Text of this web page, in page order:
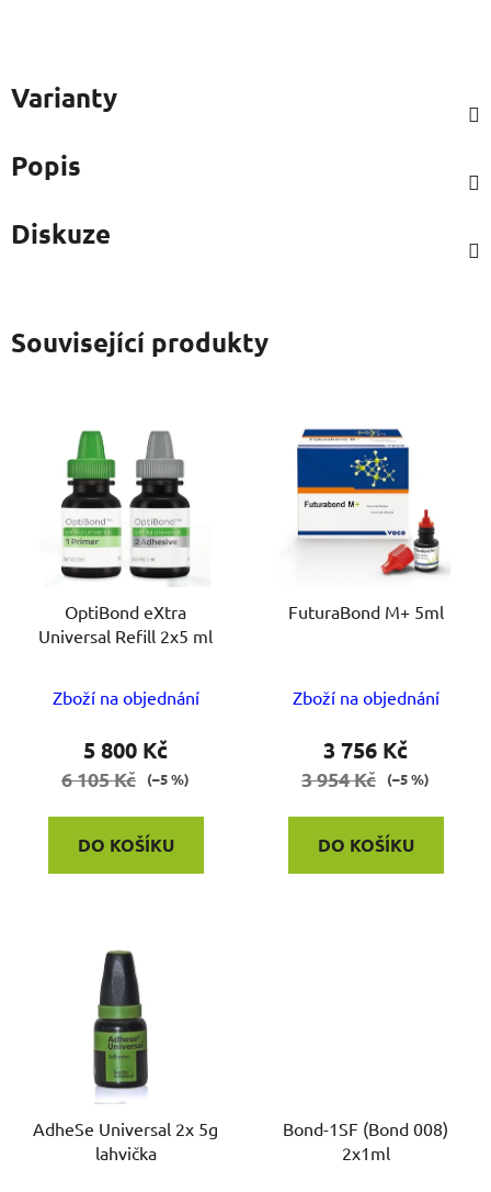
Varianty
Popis
Diskuze
Související produkty
OptiBond eXtra
Universal Refill 2x5 ml
Zboží na objednání
5 800 Kč
6 105 Kč (–5 %)
DO KOŠÍKU
FuturaBond M+ 5ml
Zboží na objednání
3 756 Kč
3 954 Kč (–5 %)
DO KOŠÍKU
AdheSe Universal 2x 5g
lahvička
Bond-1SF (Bond 008)
2x1ml